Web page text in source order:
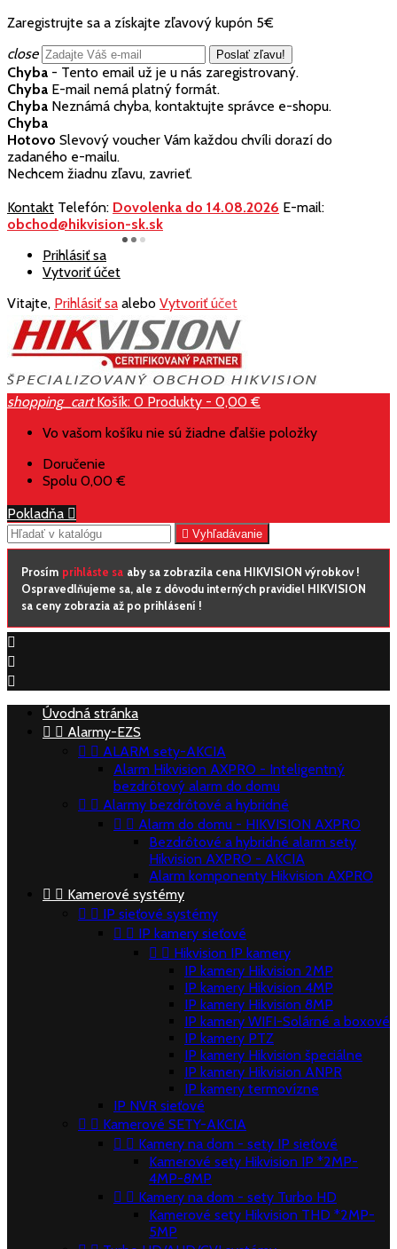
Zaregistrujte sa a získajte zľavový kupón 5€
close
Chyba - Tento email už je u nás zaregistrovaný.
Chyba E-mail nemá platný formát.
Chyba Neznámá chyba, kontaktujte správce e-shopu.
Chyba
Hotovo Slevový voucher Vám každou chvíli dorazí do
zadaného e-mailu.
Nechcem žiadnu zľavu, zavrieť.
Kontakt Telefón: Dovolenka do 14.08.2026 E-mail:
obchod@hikvision-sk.sk
Prihlásiť sa
Vytvoriť účet
Vitajte, Prihlásiť sa alebo Vytvoriť účet
shopping_cart Košík: 0 Produkty - 0,00 €
Vo vašom košíku nie sú žiadne ďalšie položky
Doručenie
Spolu 0,00 €
Pokladňa 
 Vyhľadávanie
Prosím prihláste sa aby sa zobrazila cena HIKVISION výrobkov !
Ospravedlňujeme sa, ale z dôvodu interných pravidiel HIKVISION
sa ceny zobrazia až po prihlásení !



Úvodná stránka
  Alarmy-EZS
  ALARM sety-AKCIA
Alarm Hikvision AXPRO - Inteligentný
bezdrôtový alarm do domu
  Alarmy bezdrôtové a hybridné
  Alarm do domu - HIKVISION AXPRO
Bezdrôtové a hybridné alarm sety
Hikvision AXPRO - AKCIA
Alarm komponenty Hikvision AXPRO
  Kamerové systémy
  IP sieťové systémy
  IP kamery sieťové
  Hikvision IP kamery
IP kamery Hikvision 2MP
IP kamery Hikvision 4MP
IP kamery Hikvision 8MP
IP kamery WIFI-Solárné a boxové
IP kamery PTZ
IP kamery Hikvision špeciálne
IP kamery Hikvision ANPR
IP kamery termovízne
IP NVR sieťové
  Kamerové SETY-AKCIA
  Kamery na dom - sety IP sieťové
Kamerové sety Hikvision IP *2MP-
4MP-8MP
  Kamery na dom - sety Turbo HD
Kamerové sety Hikvision THD *2MP-
5MP